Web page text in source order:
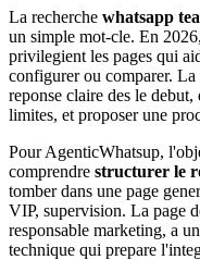
La recherche whatsapp
un simple mot-cle. En
privilegient les pages qui
configurer ou comparer.
reponse claire des le
limites, et proposer une
Pour AgenticWhatsup,
comprendre structurer le
tomber dans une page
VIP, supervision. La page
responsable marketing, a
technique qui prepare